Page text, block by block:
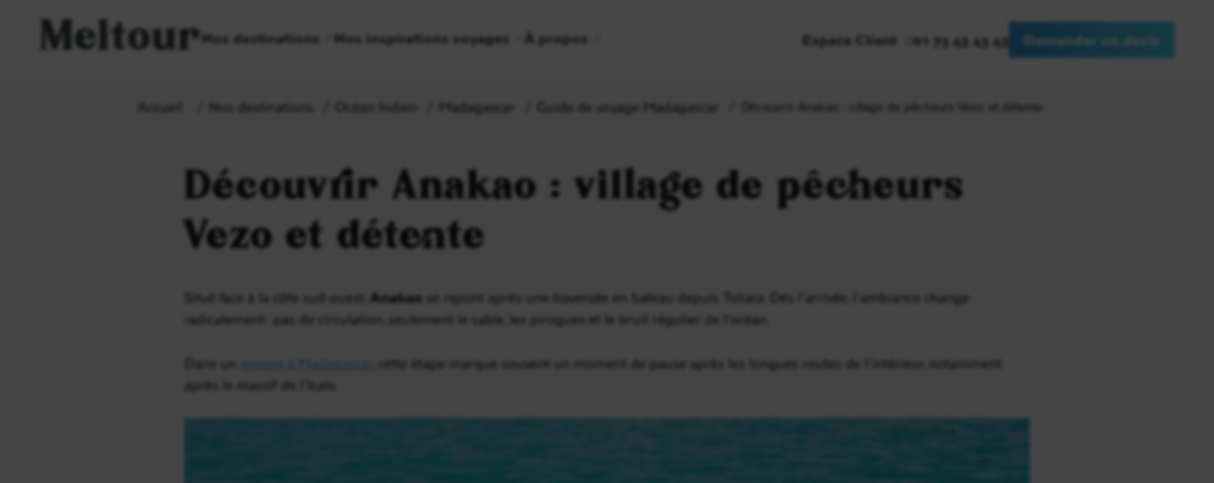
MeltourNos destinations Nos inspirations voyages À propos Espace Client 01 73 43 43 43 Demander un devis
Accueil Nos destinations Océan Indien Madagascar Guide de voyage Madagascar Découvrir Anakao : village de pêcheurs Vezo et détente
Découvrir Anakao : village de pêcheurs
Vezo et détente
Situé face à la côte sud-ouest, Anakao se rejoint après une traversée en bateau depuis Toliara. Dès l’arrivée, l’ambiance change
radicalement : pas de circulation, seulement le sable, les pirogues et le bruit régulier de l’océan.
Dans un voyage à Madagascar
, cette étape marque souvent un moment de pause après les longues routes de l’intérieur, notamment
après le massif de l’Isalo.